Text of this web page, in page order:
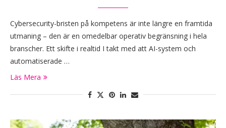
Cybersecurity-bristen på kompetens är inte längre en framtida
utmaning – den är en omedelbar operativ begränsning i hela
branscher. Ett skifte i realtid I takt med att AI-system och
automatiserade …
Läs Mera